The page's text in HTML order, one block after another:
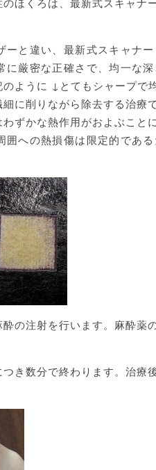
ーと違い、最新式スキャナ
に厳密な正確さで、均一な
ように ↓とてもシャープで
に削りながら除去する治療
ずかな熱作用がおよぶこと
囲への熱損傷は限定的であ
の注射を行います。麻酔薬
き数分で終わります。治療